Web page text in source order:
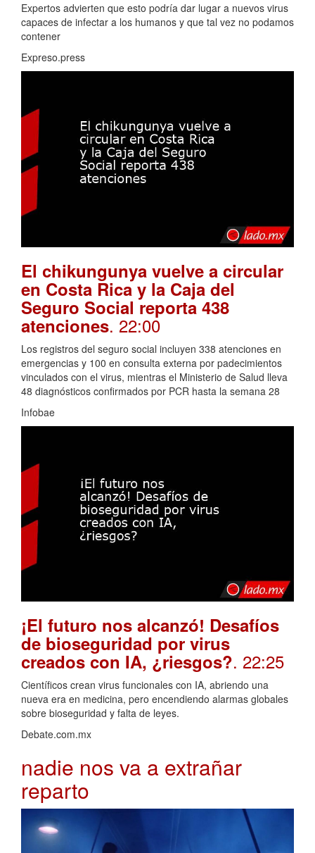
Expertos advierten que esto podría dar lugar a nuevos virus
capaces de infectar a los humanos y que tal vez no podamos
contener
Expreso.press
El chikungunya vuelve a circular
en Costa Rica y la Caja del
Seguro Social reporta 438
atenciones. 22:00
Los registros del seguro social incluyen 338 atenciones en
emergencias y 100 en consulta externa por padecimientos
vinculados con el virus, mientras el Ministerio de Salud lleva
48 diagnósticos confirmados por PCR hasta la semana 28
Infobae
¡El futuro nos alcanzó! Desafíos
de bioseguridad por virus
creados con IA, ¿riesgos?. 22:25
Científicos crean virus funcionales con IA, abriendo una
nueva era en medicina, pero encendiendo alarmas globales
sobre bioseguridad y falta de leyes.
Debate.com.mx
nadie nos va a extrañar
reparto